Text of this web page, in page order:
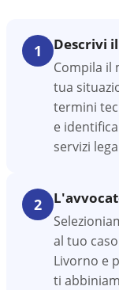
1 Descrivi
Compila il
tua
termini
e
servizi
2
al tuo
Livorno e
ti